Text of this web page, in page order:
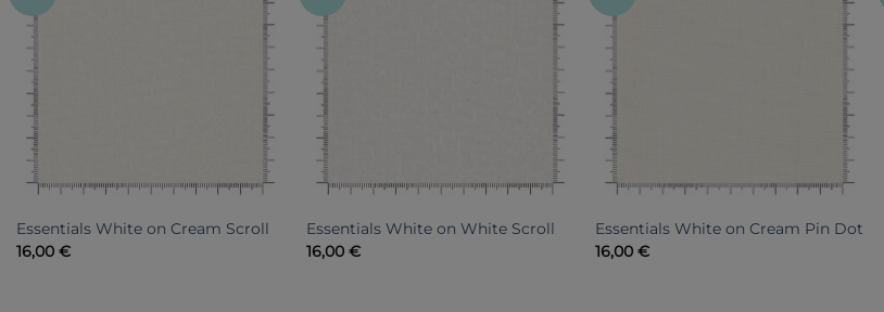
Essentials White on Cream Scroll
16,00 €
Essentials White on White Scroll
16,00 €
Essentials White on Cream Pin Dot
16,00€